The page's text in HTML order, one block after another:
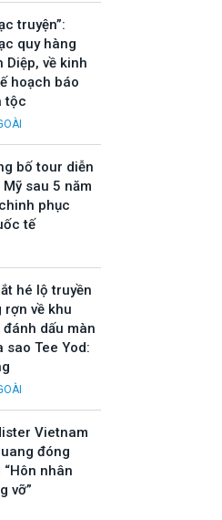
truyện”:
quy hàng
Diệp, về kinh
hoạch báo
tộc
bố tour diễn
sau 5 năm
phục
tế
hé lộ truyền
rợn về khu
dấu màn
sao Tee Yod:
Vietnam
đóng
nhân
vỡ”